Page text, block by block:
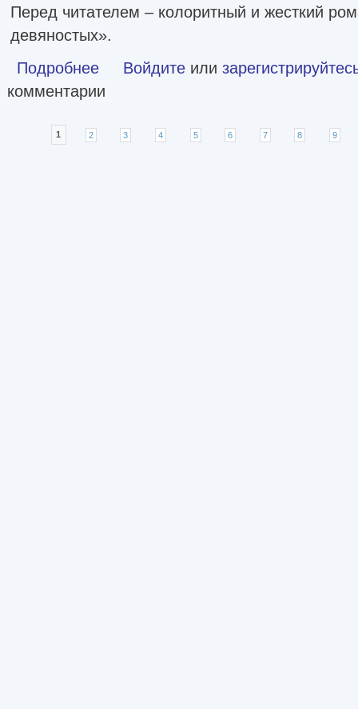
Перед читателем – колоритный и жесткий
девяностых».
Подробнее о Русский клуб [litres]
Войдите или
комментарии
Страницы
1 2 3 4 5 6 7 8 9